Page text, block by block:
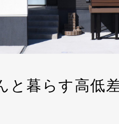
と暮らす高低